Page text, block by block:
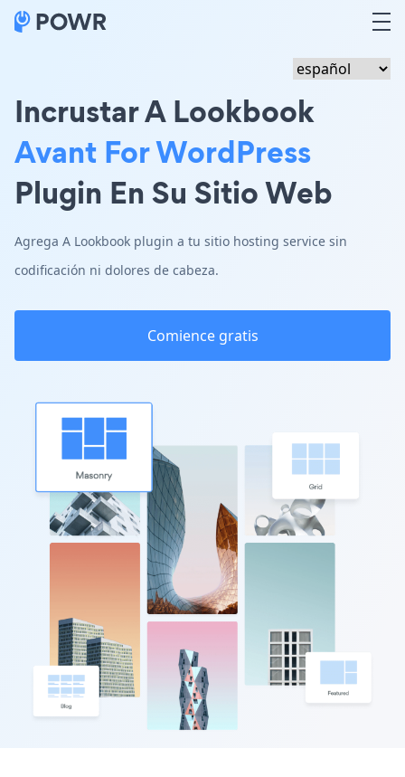
Incrustar A Lookbook
Avant For WordPress
Plugin En Su Sitio Web
Agrega A Lookbook plugin a tu sitio hosting service sin
codificación ni dolores de cabeza.
Comience gratis